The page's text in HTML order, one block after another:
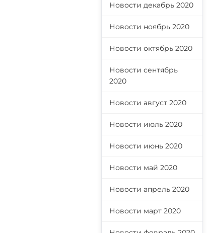
Новости декабрь 2020
Новости ноябрь 2020
Новости октябрь 2020
Новости сентябрь
2020
Новости август 2020
Новости июль 2020
Новости июнь 2020
Новости май 2020
Новости апрель 2020
Новости март 2020